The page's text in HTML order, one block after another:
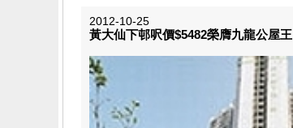
2012-10-25
黃大仙下邨呎價$5482榮膺九龍公屋王